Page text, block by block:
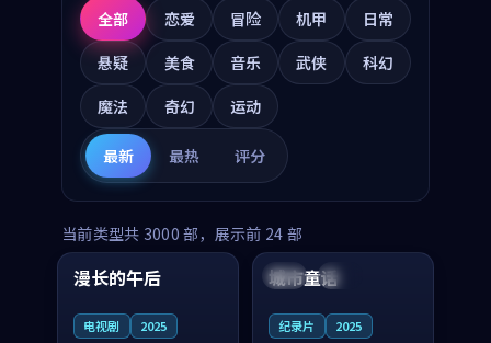
全部 恋爱 冒险 机甲
日常
悬疑
美食 音乐 武侠
科幻
魔法
奇幻 运动
最新 最热 评分
当前类型共 3000 部，展示前 24 部
中国 高分
99:16
漫长的午后
电视剧 2025
美国 院线
城市童话
纪录片 2025